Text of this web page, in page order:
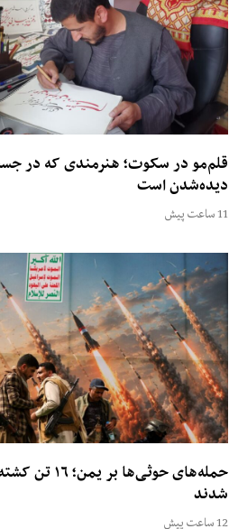
قلم‌مو در سکوت؛ هنرمندی که در
دیده‌شدن است
11 ساعت پیش
حمله‌های حوثی‌ها
شدند
12 ساعت پیش